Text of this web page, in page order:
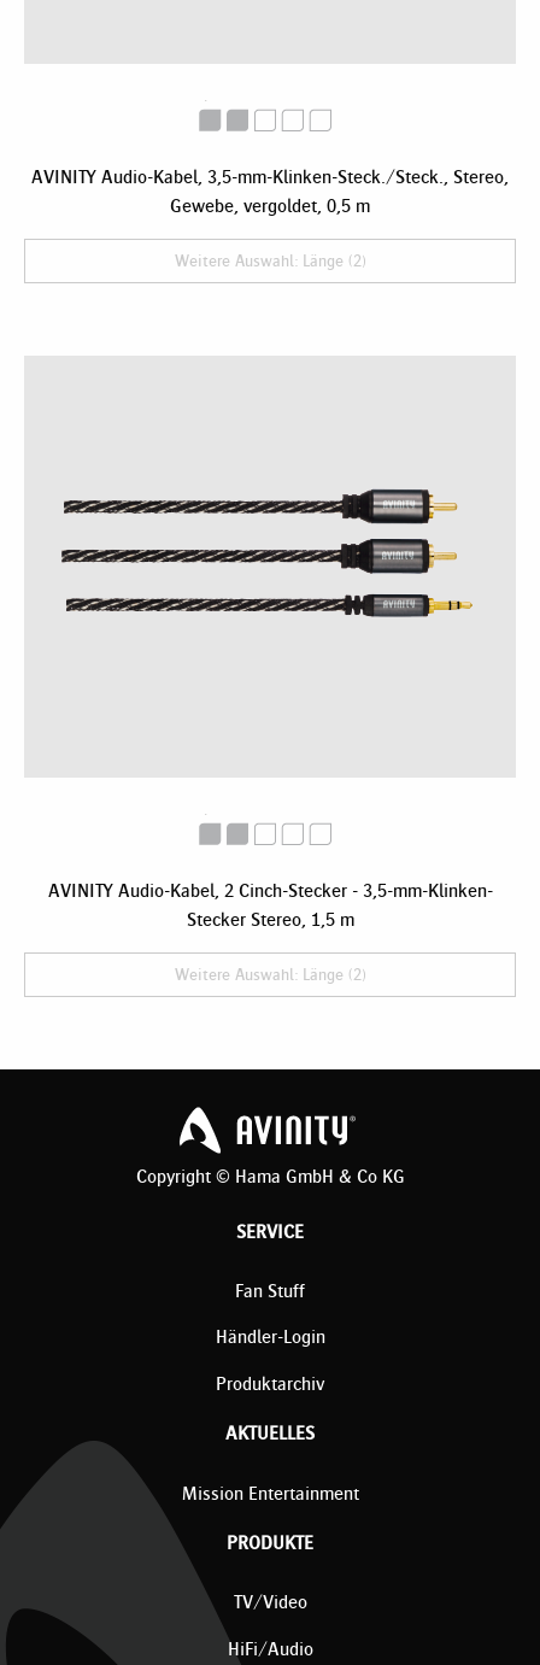
AVINITY Audio-Kabel, 3,5-mm-Klinken-Steck./Steck., Stereo,
Gewebe, vergoldet, 0,5 m
Weitere Auswahl: Länge (2)
AVINITY Audio-Kabel, 2 Cinch-Stecker - 3,5-mm-Klinken-
Stecker Stereo, 1,5 m
Weitere Auswahl: Länge (2)
Copyright © Hama GmbH & Co KG
SERVICE
Fan Stuff
Händler-Login
Produktarchiv
AKTUELLES
Mission Entertainment
PRODUKTE
TV/Video
HiFi/Audio